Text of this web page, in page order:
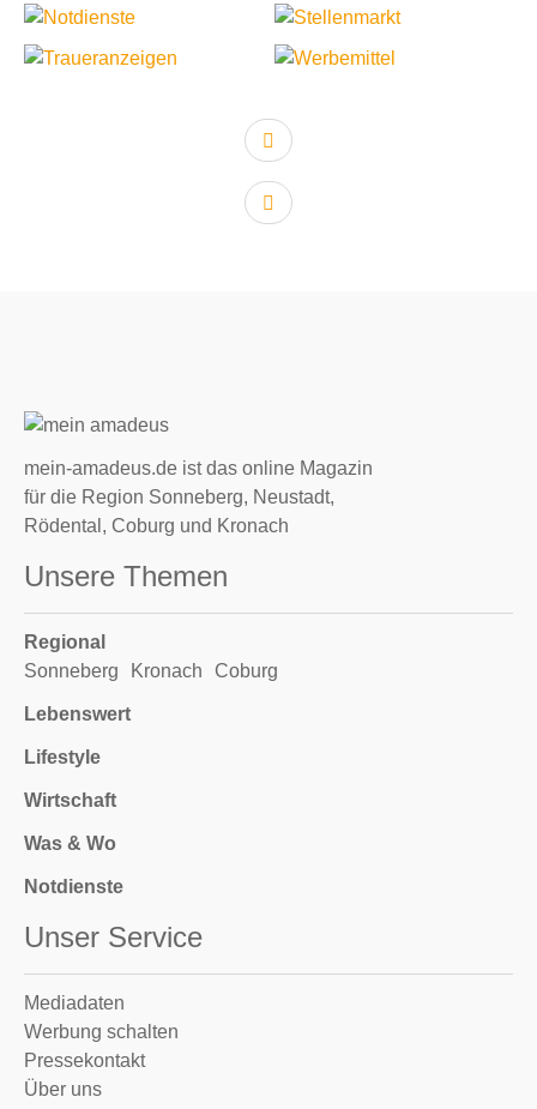
vorheriger Artikel:
nächster Artikel:
mein-amadeus.de ist das online Magazin
für die Region Sonneberg, Neustadt,
Rödental, Coburg und Kronach
Unsere Themen
Regional
Sonneberg
Kronach Coburg
Lebenswert
Lifestyle
Wirtschaft
Was & Wo
Notdienste
Unser Service
Mediadaten
Werbung schalten
Pressekontakt
Über uns